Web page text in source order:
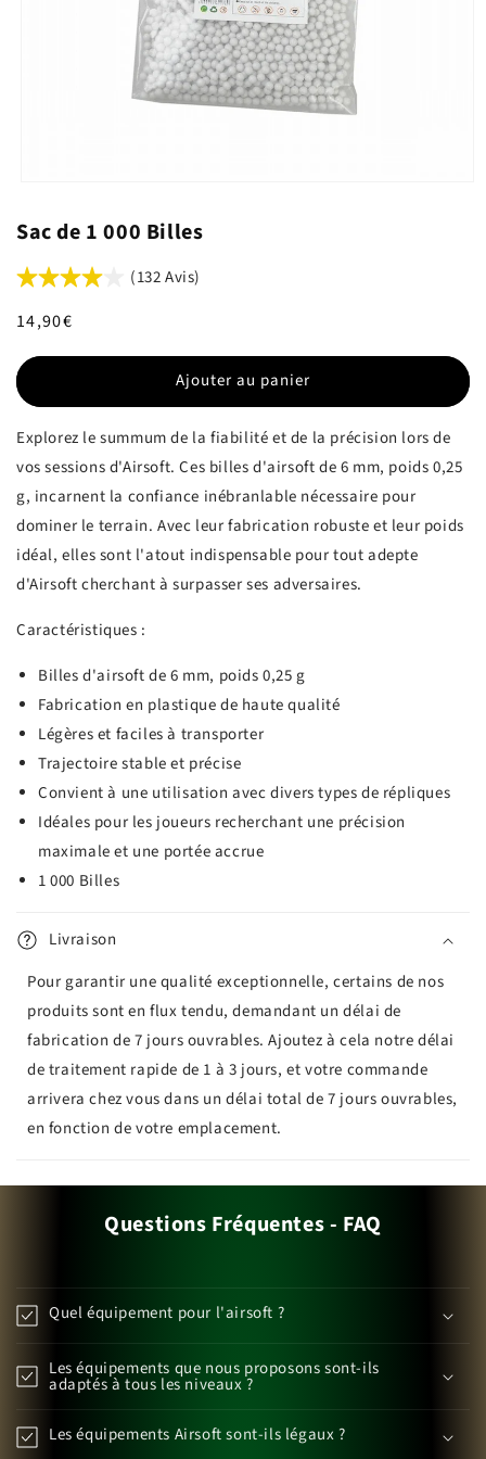
Sac de 1 000 Billes
(132 Avis)
Prix
14,90€
Ajouter au panier
Explorez le summum de la fiabilité et de la précision lors de
vos sessions d'Airsoft. Ces billes d'airsoft de 6 mm, poids 0,25
g, incarnent la confiance inébranlable nécessaire pour
dominer le terrain. Avec leur fabrication robuste et leur poids
idéal, elles sont l'atout indispensable pour tout adepte
d'Airsoft cherchant à surpasser ses adversaires.
Caractéristiques :
Billes d'airsoft de 6 mm, poids 0,25 g
Fabrication en plastique de haute qualité
Légères et faciles à transporter
Trajectoire stable et précise
Convient à une utilisation avec divers types de répliques
Idéales pour les joueurs recherchant une précision
maximale et une portée accrue
1 000 Billes
Livraison
Pour garantir une qualité exceptionnelle, certains de nos
produits sont en flux tendu, demandant un délai de
fabrication de 7 jours ouvrables. Ajoutez à cela notre délai
de traitement rapide de 1 à 3 jours, et votre commande
arrivera chez vous dans un délai total de 7 jours ouvrables,
en fonction de votre emplacement.
Questions Fréquentes - FAQ
Quel équipement pour l'airsoft ?
Les équipements que nous proposons sont-ils
adaptés à tous les niveaux ?
Les équipements Airsoft sont-ils légaux ?